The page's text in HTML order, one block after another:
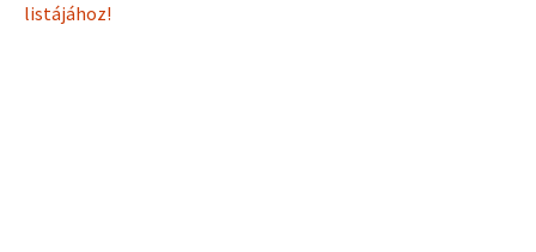
listájához!